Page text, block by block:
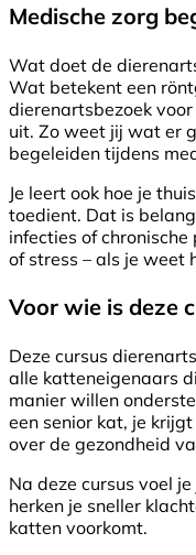
Medische zorg
Wat doet de
Wat betekent een
dierenartsbezoek
uit. Zo weet jij wat er
begeleiden tijdens
Je leert ook hoe je
toedient. Dat is
infecties of
of stress – als je weet
Voor wie is deze
Deze cursus
alle katteneigenaars
manier willen
een senior kat, je
over de gezondheid
Na deze cursus voel
herken je sneller
katten voorkomt.